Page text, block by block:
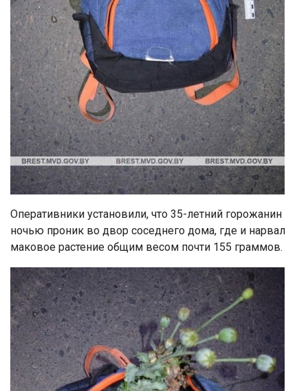
Оперативники установили, что 35-летний горожанин
ночью проник во двор соседнего дома, где и нарвал
маковое растение общим весом почти 155 граммов.